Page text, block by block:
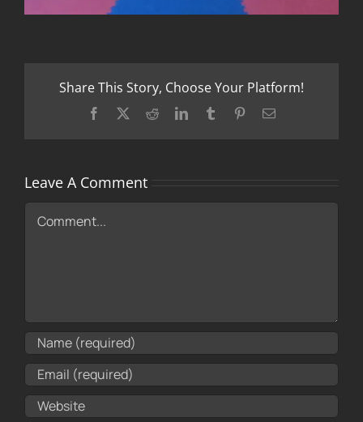
Share This Story, Choose Your Platform!
Facebook RedditLinkedInTumblr PinterestEmail
Leave A Comment
Comment